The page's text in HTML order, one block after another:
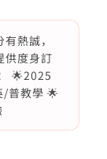
熱誠，
供度身訂
🌟2025
/普教學 🌟